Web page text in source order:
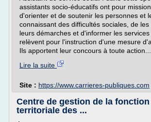
assistants socio-éducatifs ont pour
d'orienter et de soutenir les personnes et
connaissant des difficultés sociales, de
leurs démarches et d'informer les
relèvent pour l'instruction d'une mesure
Ils apportent leur concours à toute action...
Lire la suite
Site : https://www.carrieres-publiques.com
Centre de gestion de la
territoriale des ...